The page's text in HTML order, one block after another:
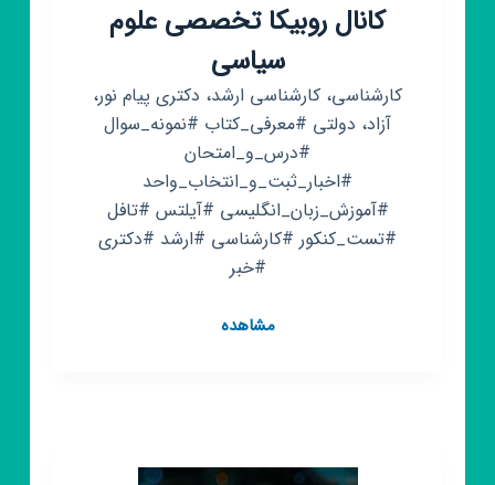
کانال روبیکا تخصصی علوم
سیاسی
کارشناسی، کارشناسی ارشد، دکتری پیام نور،
آزاد، دولتی #معرفی_کتاب #نمونه_سوال
#درس_و_امتحان
#اخبار_ثبت_و_انتخاب_واحد
#آموزش_زبان_انگلیسی #آیلتس #تافل
#تست_کنکور #کارشناسی #ارشد #دکتری
#خبر
مشاهدهکانال